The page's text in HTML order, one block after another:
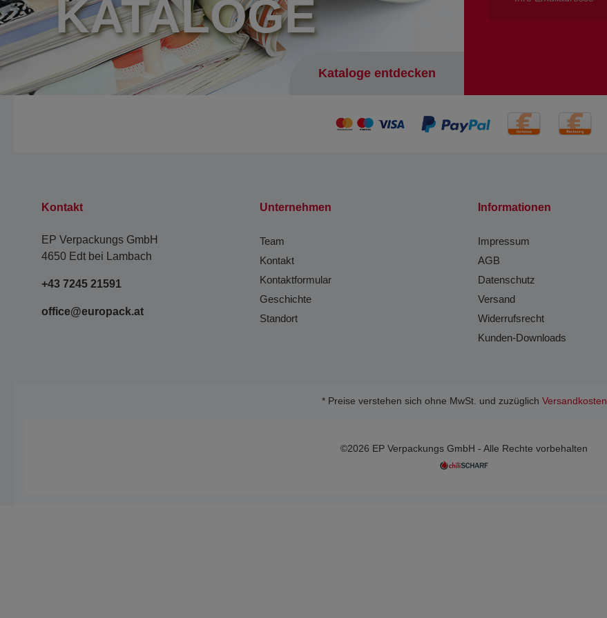
KATALOGE
Kataloge entdecken
Kontakt
EP Verpackungs GmbH
4650 Edt bei Lambach
+43 7245 21591
office@europack.at
Unternehmen
Team
Kontakt
Kontaktformular
Geschichte
Standort
Informationen
Impressum
AGB
Datenschutz
Versand
Widerrufsrecht
Kunden-Downloads
* Preise verstehen sich ohne MwSt. und zuzüglich Versandkosten
©2026 EP Verpackungs GmbH - Alle Rechte vorbehalten